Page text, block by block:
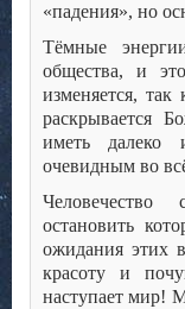
«падения», но
Тёмные
общества, и
изменяется, так
раскрывается
иметь далеко
очевидным во
Человечество
остановить
ожидания этих
красоту и
наступает мир!